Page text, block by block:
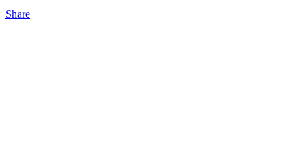
Share